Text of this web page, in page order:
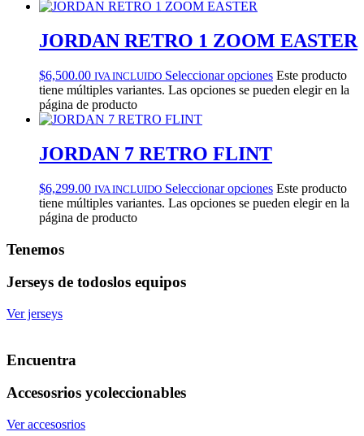
JORDAN RETRO 1 ZOOM EASTER
$6,500.00 IVA INCLUIDO Seleccionar opciones Este producto
tiene múltiples variantes. Las opciones se pueden elegir en la
página de producto
JORDAN 7 RETRO FLINT
$6,299.00 IVA INCLUIDO Seleccionar opciones Este producto
tiene múltiples variantes. Las opciones se pueden elegir en la
página de producto
Tenemos
Jerseys de todoslos equipos
Ver jerseys
Encuentra
Accesosrios ycoleccionables
Ver accesosrios